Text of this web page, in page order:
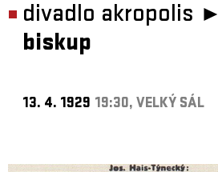
divadlo akropolis ►
biskup
13. 4. 1929 19:30, VELKÝ SÁL